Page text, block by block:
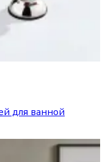
для ванной